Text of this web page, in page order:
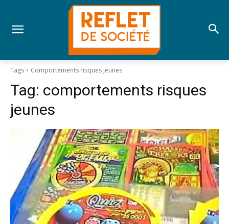
Tags Comportements risques jeunes
Tag: comportements risques
jeunes